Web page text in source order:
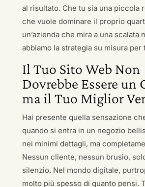
al risultato. Che tu sia una piccola
che vuole dominare il proprio
un’azienda che mira a una scalata
abbiamo la strategia su misura per
Il Tuo Sito Web Non
Dovrebbe Essere un
ma il Tuo Miglior
Hai presente quella sensazione
quando si entra in un negozio
nei minimi dettagli, ma
Nessun cliente, nessun brusio,
silenzio. Nel mondo digitale,
molto più spesso di quanto pensi.